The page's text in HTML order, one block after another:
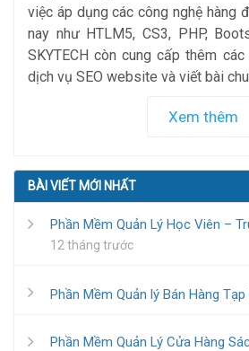
việc áp dụng các công nghệ hàng
nay như HTLM5, CS3, PHP,
SKYTECH còn cung cấp thêm
dịch vụ SEO website và viết bài
Xem thêm
BÀI VIẾT MỚI NHẤT
Phần Mềm Quản Lý Học Viên –
12 tháng trước
Phần Mềm Quản lý Bán Hàng
Phần Mềm Quản Lý Cửa Hàng